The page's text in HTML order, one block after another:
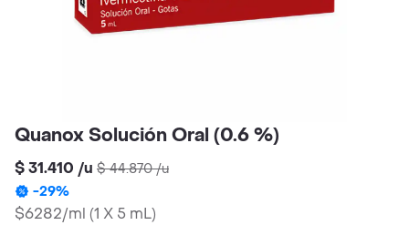
Quanox Solución Oral (0.6 %)
$ 31.410 /u $ 44.870/u
-29%
$6282/ml (1 X 5 mL)